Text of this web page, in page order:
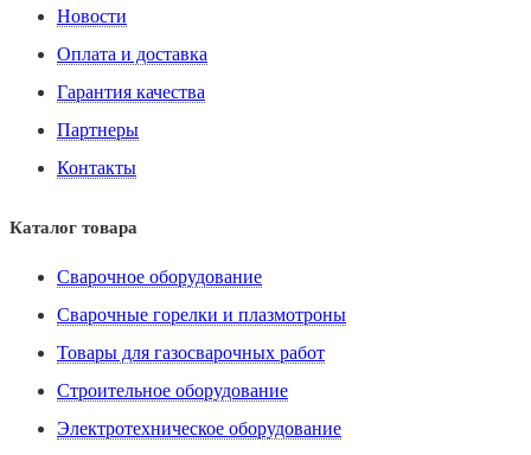
Новости
Оплата и доставка
Гарантия качества
Партнеры
Контакты
Каталог товара
Сварочное оборудование
Сварочные горелки и плазмотроны
Товары для газосварочных работ
Строительное оборудование
Электротехническое оборудование